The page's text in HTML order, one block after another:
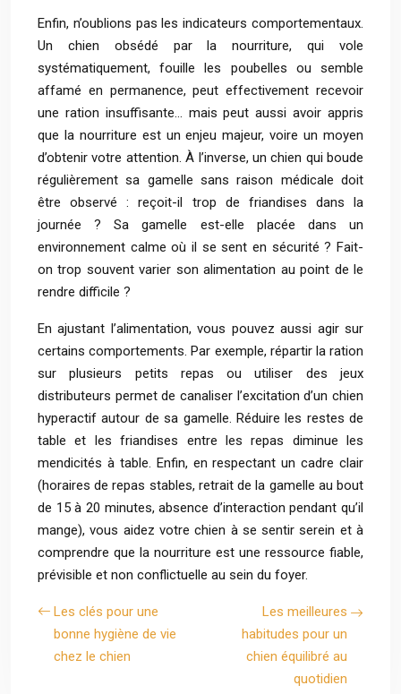
Enfin, n’oublions pas les indicateurs comportementaux.
Un chien obsédé par la nourriture, qui vole
systématiquement, fouille les poubelles ou semble
affamé en permanence, peut effectivement recevoir
une ration insuffisante… mais peut aussi avoir appris
que la nourriture est un enjeu majeur, voire un moyen
d’obtenir votre attention. À l’inverse, un chien qui boude
régulièrement sa gamelle sans raison médicale doit
être observé : reçoit-il trop de friandises dans la
journée ? Sa gamelle est-elle placée dans un
environnement calme où il se sent en sécurité ? Fait-
on trop souvent varier son alimentation au point de le
rendre difficile ?
En ajustant l’alimentation, vous pouvez aussi agir sur
certains comportements. Par exemple, répartir la ration
sur plusieurs petits repas ou utiliser des jeux
distributeurs permet de canaliser l’excitation d’un chien
hyperactif autour de sa gamelle. Réduire les restes de
table et les friandises entre les repas diminue les
mendicités à table. Enfin, en respectant un cadre clair
(horaires de repas stables, retrait de la gamelle au bout
de 15 à 20 minutes, absence d’interaction pendant qu’il
mange), vous aidez votre chien à se sentir serein et à
comprendre que la nourriture est une ressource fiable,
prévisible et non conflictuelle au sein du foyer.
Les clés pour une
bonne hygiène de vie
chez le chien
Les meilleures
habitudes pour un
chien équilibré au
quotidien